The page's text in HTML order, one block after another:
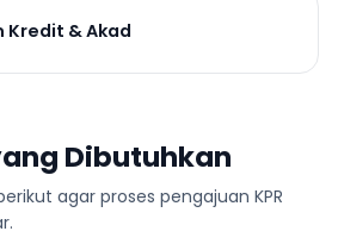
Kredit & Akad
Dibutuhkan
agar proses pengajuan KPR